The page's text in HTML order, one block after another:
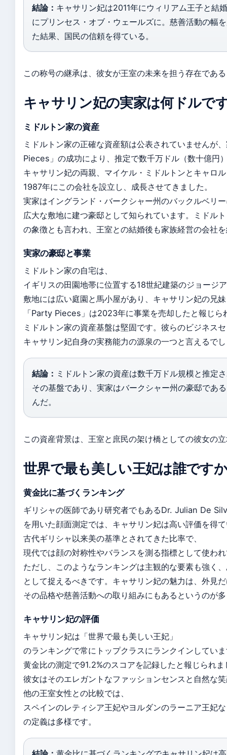
結論： キャサリン妃は2011年にウィリアム王子と結
にプリンセス・オブ・ウェールズに。慈善活動の幅
た結果、国民の信頼を得ている。
この称号の継承は、彼女が王室の未来を担う存在であ
キャサリン妃の実家は何ドルで
ミドルトン家の資産
ミドルトン家の正確な資産額は公表されていませんが
Pieces」の成功により、推定で数千万ドル（数十億円
キャサリン妃の両親、マイケル・ミドルトンとキャロ
1987年にこの会社を設立し、成長させてきました。
実家はイングランド・バークシャー州のバックルベリ
広大な敷地に建つ豪邸として知られています。ミドル
の象徴とも言われ、王室との結婚後も家族経営の会社
実家の豪邸と事業
ミドルトン家の自宅は、
イギリスの田園地帯に位置する18世紀建築のジョージ
敷地には広い庭園と馬小屋があり、キャサリン妃の兄
「Party Pieces」は2023年に事業を売却したと報じら
ミドルトン家の資産基盤は堅固です。彼らのビジネス
キャサリン妃自身の実務能力の源泉の一つと言えるで
結論： ミドルトン家の資産は数千万ドル規模と推定
その基盤であり、実家はバークシャー州の豪邸であ
んだ。
この資産背景は、王室と庶民の架け橋としての彼女の
世界で最も美しい王妃は誰です
黄金比に基づくランキング
ギリシャの医師であり研究者でもあるDr. Julian De
を用いた顔面測定では、キャサリン妃は高い評価を得
古代ギリシャ以来美の基準とされてきた比率で、
現代では顔の対称性やバランスを測る指標として使わ
ただし、このようなランキングは主観的な要素も強く
として捉えるべきです。キャサリン妃の魅力は、外見
その品格や慈善活動への取り組みにもあるというのが
キャサリン妃の評価
キャサリン妃は「世界で最も美しい王妃」
のランキングで常にトップクラスにランクインしてい
黄金比の測定で91.2%のスコアを記録したと報じられま
彼女はそのエレガントなファッションセンスと自然な
他の王室女性との比較では、
スペインのレティシア王妃やヨルダンのラーニア王妃
の定義は多様です。